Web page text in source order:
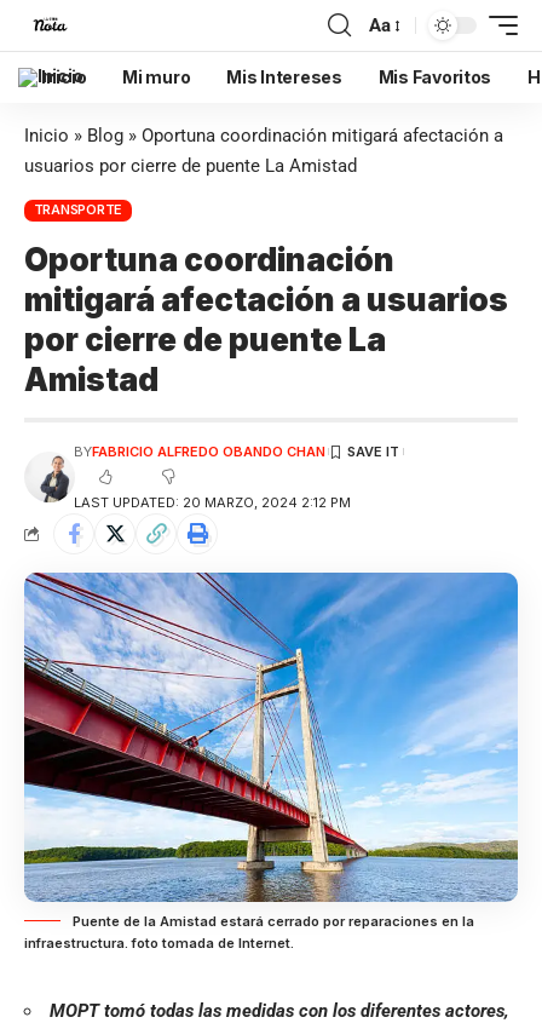
Aa
Inicio Mi muro Mis Intereses Mis Favoritos
Inicio » Blog » Oportuna coordinación mitigará afectación a
usuarios por cierre de puente La Amistad
TRANSPORTE
Oportuna coordinación
mitigará afectación a usuarios
por cierre de puente La
Amistad
LAST UPDATED: 20 MARZO, 2024 2:12 PM
BYFABRICIO ALFREDO OBANDO CHAN
Puente de la Amistad estará cerrado por reparaciones en la
infraestructura. foto tomada de Internet.
MOPT tomó todas las medidas con los diferentes actores,